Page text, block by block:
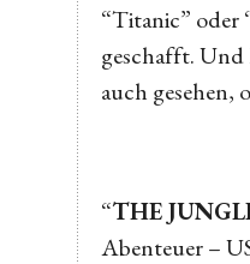
“Titanic” oder
geschafft.
auch gesehen,
“THE
Abenteuer –